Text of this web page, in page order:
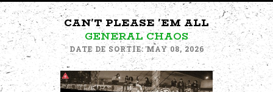
CAN'T PLEASE 'EM ALL
GENERAL CHAOS
DATE DE SORTIE: MAY 08, 2026